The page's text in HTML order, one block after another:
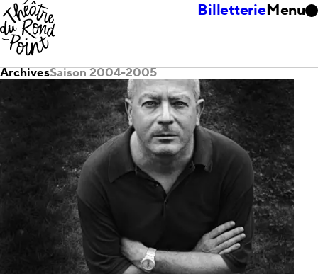
BilletterieMenu
ArchivesSaison 2004-2005